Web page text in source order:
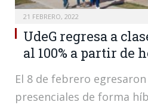
21 FEBRERO, 2022
UdeG regresa a
al 100% a partir de
El 8 de febrero
presenciales de forma